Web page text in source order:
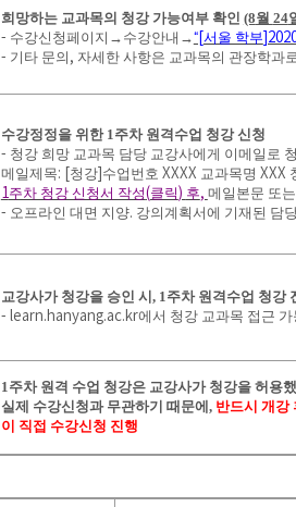
희망하는 교과목의 청강 가능여부 확인 (8월 24
- 수강신청페이지 → 수강안내 →“[ 서울 학부
- 기타 문의 , 자세한 사항은 교과목의 관장학과
수강정정을 위한 1주차 원격수업 청강 신청
- 청강 희망 교과목 담당 교강사에게 이메일로
메일제목: [ 청강] 수업번호 XXXX 교과목명 XXX
1주차 청강 신청서 작성(클릭 ) 후, 메일본문 또
- 오프라인 대면 지양. 강의계획서에 기재된 담
교강사가 청강을 승인 시 , 1주차 원격수업 청강
- learn.hanyang.ac.kr에서 청강 교과목 접근 가
1주차 원격 수업 청강은 교강사가 청강을 허용
실제 수강신청과 무관하기 때문에 , 반드시 개강
이 직접 수강신청 진행